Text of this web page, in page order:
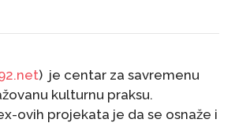
) je centar za savremenu
kulturnu praksu.
ovih projekata je da se osnaže i